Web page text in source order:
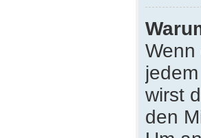
Wenn
wirst
den